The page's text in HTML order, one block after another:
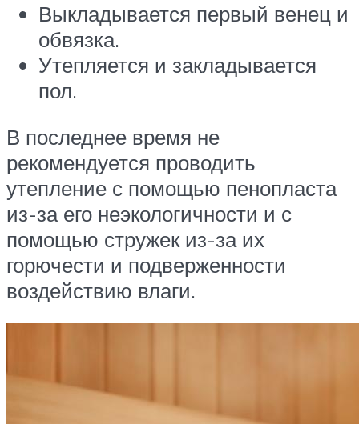
Выкладывается первый венец и
обвязка.
Утепляется и закладывается
пол.
В последнее время не
рекомендуется проводить
утепление с помощью пенопласта
из-за его неэкологичности и с
помощью стружек из-за их
горючести и подверженности
воздействию влаги.